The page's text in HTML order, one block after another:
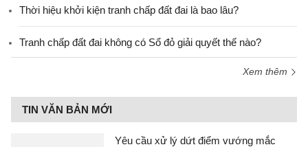
Thời hiệu khởi kiện tranh chấp đất đai là bao lâu?
Tranh chấp đất đai không có Sổ đỏ giải quyết thế nào?
Xem thêm
TIN VĂN BẢN MỚI
Yêu cầu xử lý dứt điểm vướng mắc